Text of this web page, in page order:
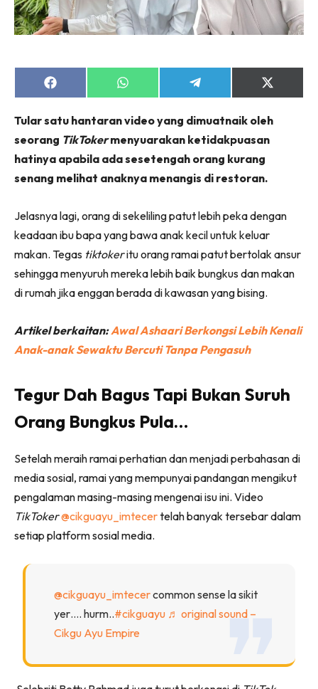
Share
on
Share
on
Share
on
Share
on
(Twitter)
Tular satu hantaran video yang dimuatnaik oleh
seorang TikTokermenyuarakan ketidakpuasan
hatinya apabila ada sesetengah orang kurang
senang melihat anaknya menangis di restoran.
Jelasnya lagi, orang di sekeliling patut lebih peka dengan
keadaan ibu bapa yang bawa anak kecil untuk keluar
makan. Tegas tiktokeritu orang ramai patut bertolak ansur
sehingga menyuruh mereka lebih baik bungkus dan makan
di rumah jika enggan berada di kawasan yang bising.
Artikel berkaitan:Awal Ashaari Berkongsi Lebih Kenali
Anak-anak Sewaktu Bercuti Tanpa Pengasuh
Tegur Dah Bagus Tapi Bukan Suruh
Orang Bungkus Pula…
Setelah meraih ramai perhatian dan menjadi perbahasan di
media sosial, ramai yang mempunyai pandangan mengikut
pengalaman masing-masing mengenai isu ini. Video
TikToker@cikguayu_imtecertelah banyak tersebar dalam
setiap platform sosial media.
@cikguayu_imtecercommon sense la sikit
yer…. hurm..#cikguayu ♬ original sound –
Cikgu Ayu Empire